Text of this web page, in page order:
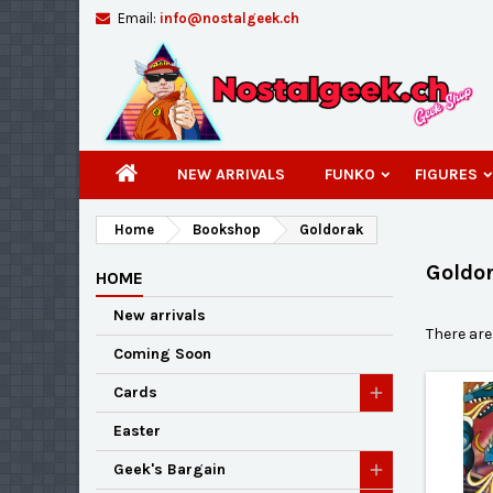
Email: info@nostalgeek.ch
NEW ARRIVALS FUNKO FIGURES
Home Bookshop Goldorak
HOME
New arrivals
Coming Soon
Cards
Easter
Geek's Bargain
There